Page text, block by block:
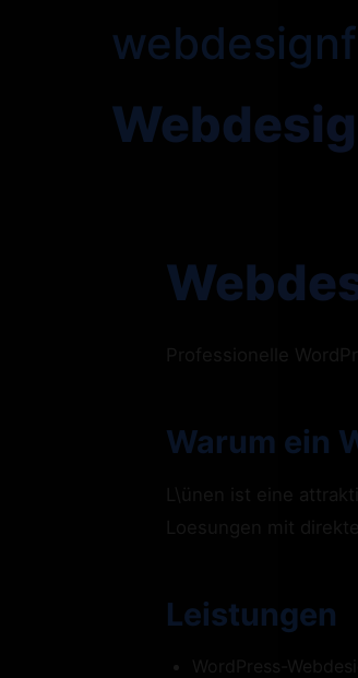
Warum ein
L\ünen ist eine
Leistungen
WordPress-